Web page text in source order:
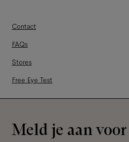
Contact
FAQs
Stores
Free Eye Test
Meld je aan